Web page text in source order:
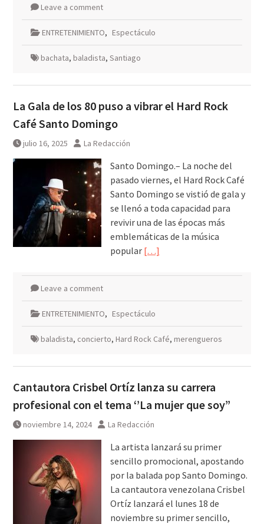
Leave a comment
ENTRETENIMIENTO, Espectáculo
bachata, baladista, Santiago
La Gala de los 80 puso a vibrar el Hard Rock
Café Santo Domingo
julio 16, 2025 La Redacción
Santo Domingo.– La noche del
pasado viernes, el Hard Rock Café
Santo Domingo se vistió de gala y
se llenó a toda capacidad para
revivir una de las épocas más
emblemáticas de la música
popular […]
Leave a comment
ENTRETENIMIENTO, Espectáculo
baladista, concierto, Hard Rock Café, merengueros
Cantautora Crisbel Ortíz lanza su carrera
profesional con el tema ‘’La mujer que soy”
noviembre 14, 2024 La Redacción
La artista lanzará su primer
sencillo promocional, apostando
por la balada pop Santo Domingo.
La cantautora venezolana Crisbel
Ortíz lanzará el lunes 18 de
noviembre su primer sencillo,